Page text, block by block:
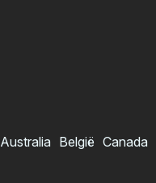
Australia België Canada